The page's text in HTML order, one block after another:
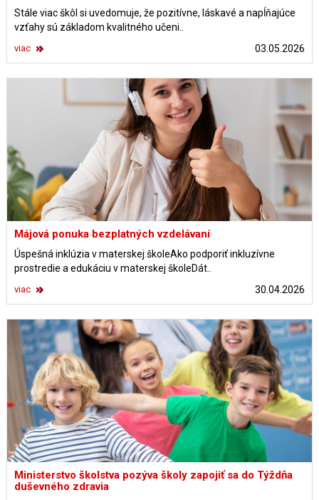
Stále viac škôl si uvedomuje, že pozitívne, láskavé a napĺňajúce
vzťahy sú základom kvalitného učeni..
03.05.2026
viac
Májová ponuka bezplatných vzdelávaní
Úspešná inklúzia v materskej školeAko podporiť inkluzívne
prostredie a edukáciu v materskej školeDát..
30.04.2026
viac
Ministerstvo školstva pozýva školy zapojiť sa do Týždňa
duševného zdravia